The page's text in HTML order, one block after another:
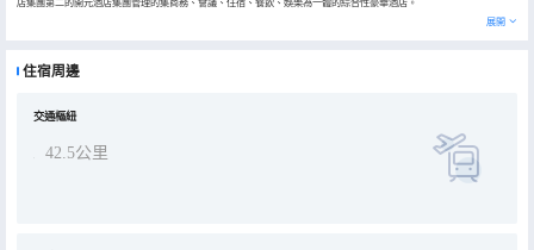
酒店佔據獨特的地理優勢，肩挑上海、杭州兩座名城，北靠嘉興，南鄰紹興、寧波，地處01省道、杭浦高速、乍嘉蘇高
型宴會廳能同時容納千人用餐；健身房、室內泳池、足浴、棋牌等各項設施一應俱全，齊全的設施設備與專業貼心的服
展開
住宿周邊
交通樞紐
42.5公里